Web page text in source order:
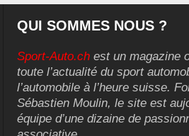
QUI SOMMES NOUS ?
Sport-Auto.ch est un magazine
toute l’actualité du sport
l’automobile à l’heure suisse.
Sébastien Moulin, le site est
équipe d’une dizaine de